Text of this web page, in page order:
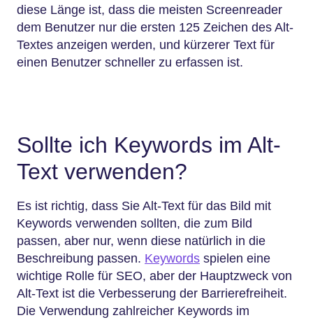
diese Länge ist, dass die meisten Screenreader
dem Benutzer nur die ersten 125 Zeichen des Alt-
Textes anzeigen werden, und kürzerer Text für
einen Benutzer schneller zu erfassen ist.
Sollte ich Keywords im Alt-
Text verwenden?
Es ist richtig, dass Sie Alt-Text für das Bild mit
Keywords verwenden sollten, die zum Bild
passen, aber nur, wenn diese natürlich in die
Beschreibung passen. Keywords spielen eine
wichtige Rolle für SEO, aber der Hauptzweck von
Alt-Text ist die Verbesserung der Barrierefreiheit.
Die Verwendung zahlreicher Keywords im